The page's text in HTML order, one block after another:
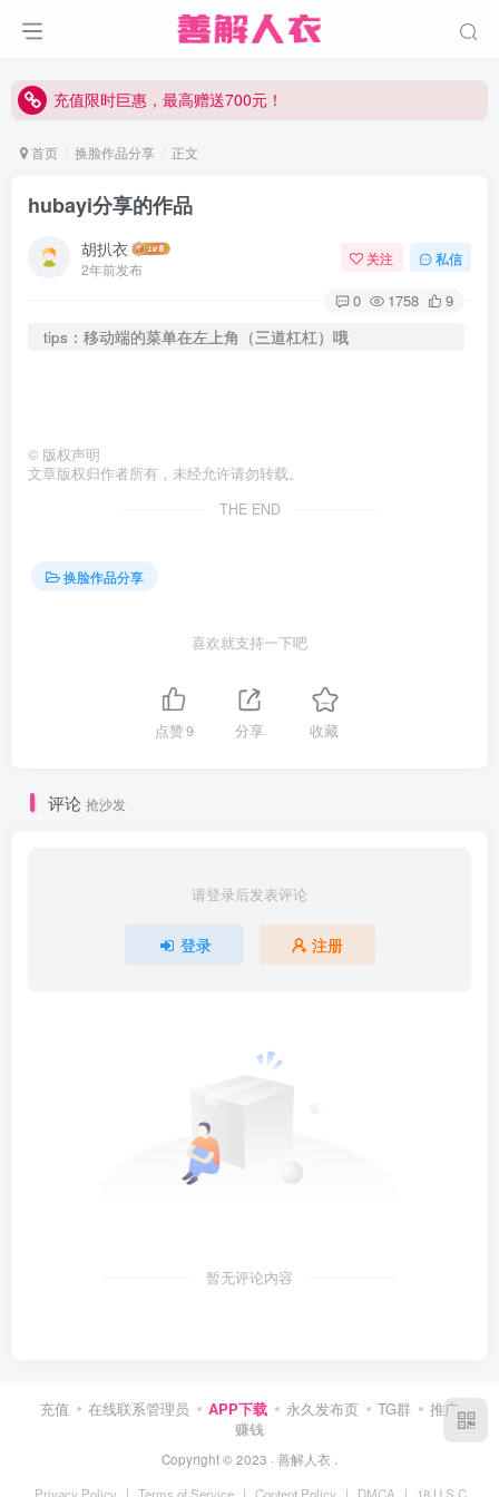
充值限时巨惠，最高赠送700元！
首页 换脸作品分享 正文
hubayi分享的作品
胡扒衣
2年前发布
关注 私信
0 1758
9
tips：移动端的菜单在左上角（三道杠杠）哦
© 版权声明
文章版权归作者所有，未经允许请勿转载。
THE END
换脸作品分享
喜欢就支持一下吧
点赞9 分享 收藏
评论 抢沙发
请登录后发表评论
登录 注册
暂无评论内容
充值 在线联系管理员 APP下载 永久发布页 TG群
推广
赚钱
Copyright © 2023 · 善解人衣